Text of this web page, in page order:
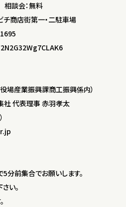
談会：無料
商店街第一・二駐車場
場産業振興課商工振興係内）
社 代表理事 赤羽孝太
分前集合でお願いします。
い。